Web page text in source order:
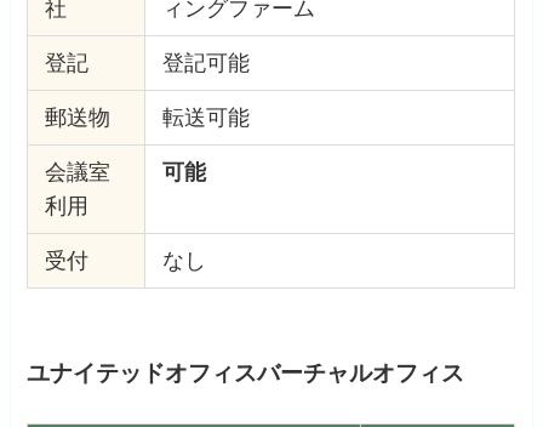
社
ィングファーム
登記 登記可能
郵送物 転送可能
会議室
利用
可能
受付 なし
ユナイテッドオフィスバーチャルオフィス